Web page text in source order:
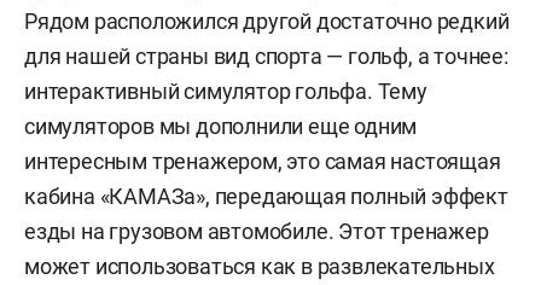
Рядом расположился другой достаточно редкий
для нашей страны вид спорта — гольф, а точнее:
интерактивный симулятор гольфа. Тему
симуляторов мы дополнили еще одним
интересным тренажером, это самая настоящая
кабина «КАМАЗа», передающая полный эффект
езды на грузовом автомобиле. Этот тренажер
может использоваться как в развлекательных